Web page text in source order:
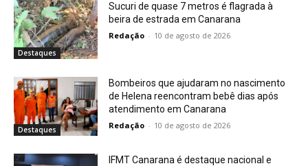
Destaques
Sucuri de quase 7 metros é flagrada à
beira de estrada em Canarana
Redação - 10 de agosto de 2026
Destaques
Bombeiros que ajudaram no nascimento
de Helena reencontram bebê dias após
atendimento em Canarana
Redação - 10 de agosto de 2026
IFMT Canarana é destaque nacional e